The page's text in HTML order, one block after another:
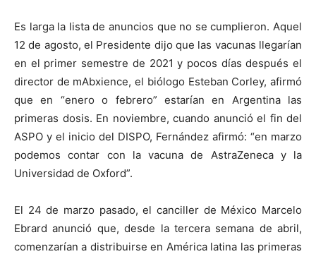
Es larga la lista de anuncios que no se cumplieron. Aquel
12 de agosto, el Presidente dijo que las vacunas llegarían
en el primer semestre de 2021 y pocos días después el
director de mAbxience, el biólogo Esteban Corley, afirmó
que en “enero o febrero” estarían en Argentina las
primeras dosis. En noviembre, cuando anunció el fin del
ASPO y el inicio del DISPO, Fernández afirmó: “en marzo
podemos contar con la vacuna de AstraZeneca y la
Universidad de Oxford”.
El 24 de marzo pasado, el canciller de México Marcelo
Ebrard anunció que, desde la tercera semana de abril,
comenzarían a distribuirse en América latina las primeras